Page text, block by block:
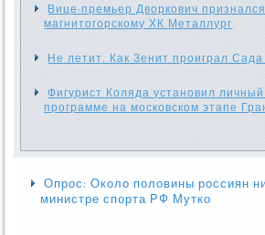
Вице-премьер Дворкович
магнитогорскому ХК Металлург
Не летит. Как Зенит проиграл
Фигурист Коляда установил
программе на московском этапе
Опрос: Около половины россиян
министре спорта РФ Мутко